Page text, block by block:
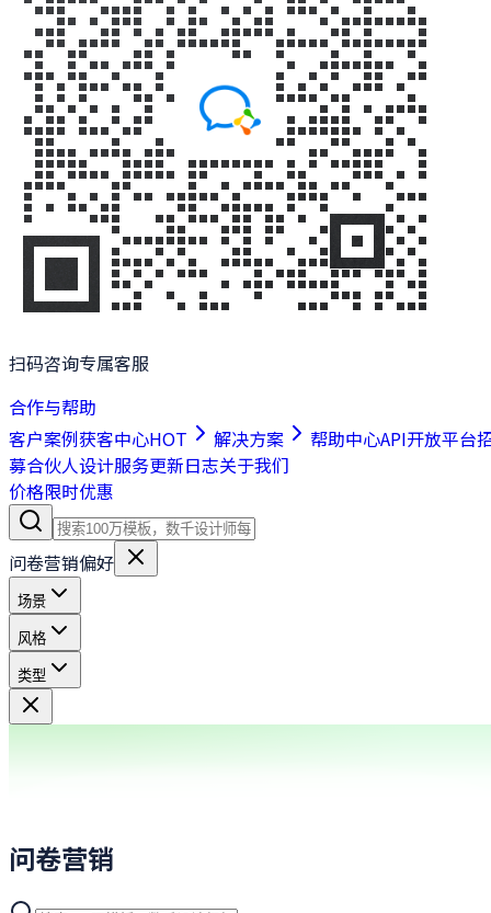
扫码咨询专属客服
合作与帮助
客户案例获客中心HOT 解决方案 帮助中心API开放平台
募合伙人设计服务更新日志关于我们
价格限时优惠
问卷营销偏好
场景
风格
类型
问卷营销